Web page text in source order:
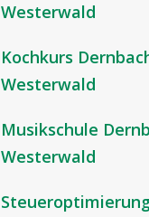
Westerwald
Kochkurs
Westerwald
Musikschule
Westerwald